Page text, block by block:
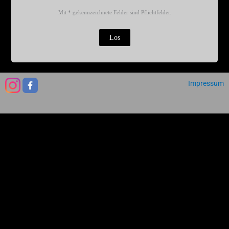
Mit * gekennzeichnete Felder sind Pflichtfelder.
Impressum